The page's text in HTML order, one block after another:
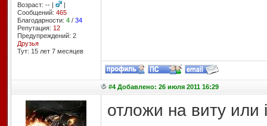
Возраст: -- |
|
Сообщений: 465
Благодарности: 4/ 34
Репутация: 12
Предупреждений: 2
Друзья
Тут: 15 лет 7 месяцев
#4 Добавлено: 26 июля 2011 16:29
отложи на виту или